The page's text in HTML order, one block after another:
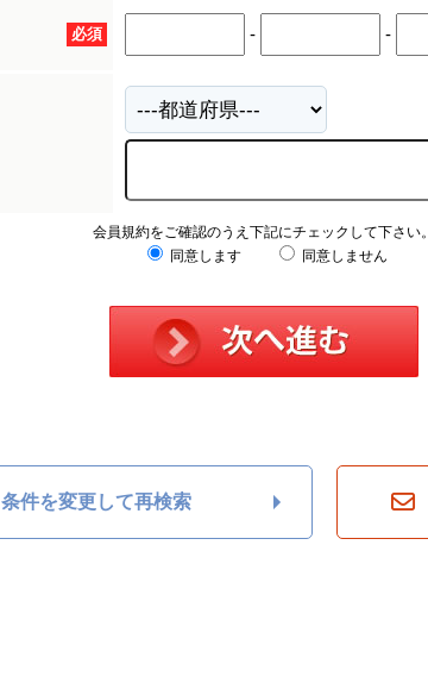
必須 - -
会員規約をご確認のうえ下記にチェックして下さい。
同意します
同意しません
条件を変更して再検索